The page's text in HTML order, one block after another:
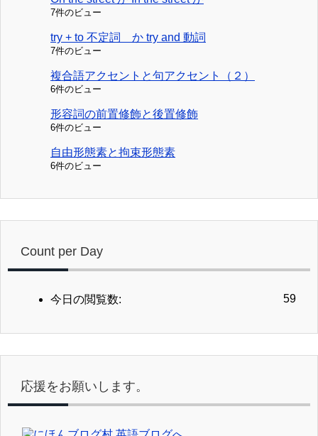
7件のビュー
try + to 不定詞 か try and 動詞
7件のビュー
複合語アクセントと句アクセント（２）
6件のビュー
形容詞の前置修飾と後置修飾
6件のビュー
自由形態素と拘束形態素
6件のビュー
Count per Day
59
今日の閲覧数:
応援をお願いします。